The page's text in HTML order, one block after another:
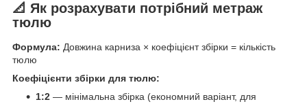
📐 Як розрахувати потрібний метраж
тюлю
Формула: Довжина карниза × коефіцієнт збірки = кількість
тюлю
Коефіцієнти збірки для тюлю:
1:2 — мінімальна збірка (економний варіант, для